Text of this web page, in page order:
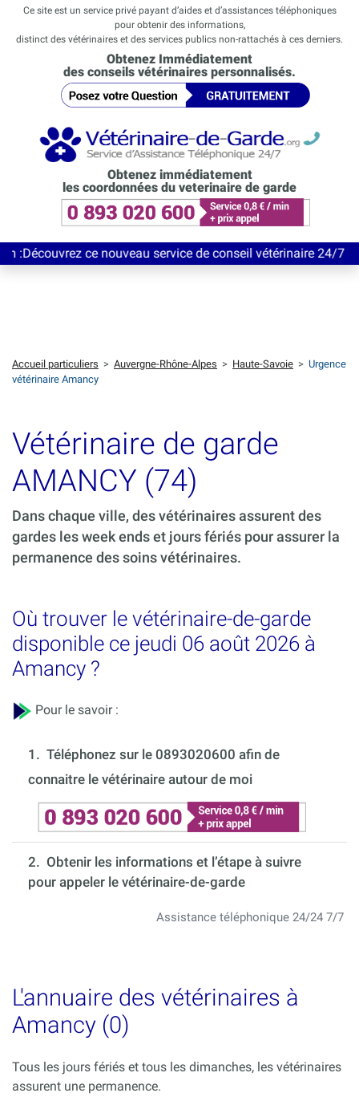
Ce site est un service privé payant d’aides et d’assistances téléphoniques
pour obtenir des informations,
distinct des vétérinaires et des services publics non-rattachés à ces derniers.
Obtenez Immédiatement
des conseils vétérinaires personnalisés.
Obtenez immédiatement
les coordonnées du veterinaire de garde
ce nouveau service de conseil vétérinaire 24/7
Accueil particuliers > Auvergne-Rhône-Alpes > Haute-Savoie > Urgence
vétérinaire Amancy
Vétérinaire de garde
AMANCY (74)
Dans chaque ville, des vétérinaires assurent des
gardes les week ends et jours fériés pour assurer la
permanence des soins vétérinaires.
Où trouver le vétérinaire-de-garde
disponible ce jeudi 06 août 2026 à
Amancy ?
Pour le savoir :
1. Téléphonez sur le 0893020600 afin de
connaitre le vétérinaire autour de moi
2. Obtenir les informations et l’étape à suivre
pour appeler le vétérinaire-de-garde
Assistance téléphonique 24/24 7/7
L'annuaire des vétérinaires à
Amancy (0)
Tous les jours fériés et tous les dimanches, les vétérinaires
assurent une permanence.